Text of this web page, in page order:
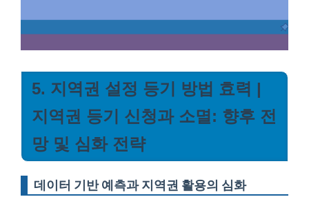
5. 지역권 설정 등기 방법 효력 |
지역권 등기 신청과 소멸: 향후 전
망 및 심화 전략
데이터 기반 예측과 지역권 활용의 심화